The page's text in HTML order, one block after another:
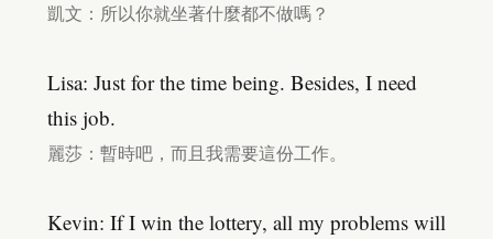
凱文：所以你就坐著什麼都不做嗎？
Lisa: Just for the time being. Besides, I need
this job.
麗莎：暫時吧，而且我需要這份工作。
Kevin: If I win the lottery, all my problems will